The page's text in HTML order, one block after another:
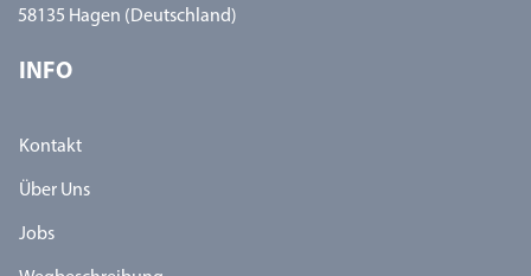
58135 Hagen (Deutschland)
INFO
Kontakt
Über Uns
Jobs